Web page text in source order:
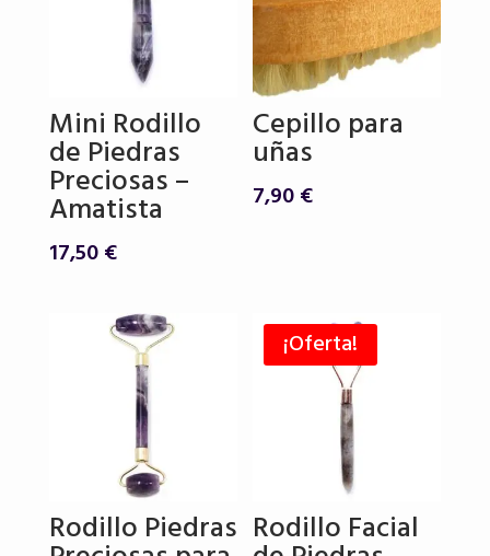
Mini Rodillo
de Piedras
Preciosas –
Amatista
17,50€
Cepillo para
uñas
7,90€
Rodillo Piedras
¡Oferta!
Rodillo Facial